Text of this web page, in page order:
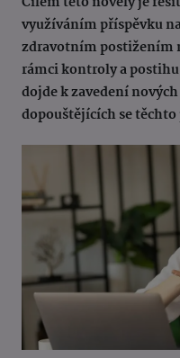
využíváním příspěvku
zdravotním postižením
rámci kontroly a
dojde k zavedení
dopouštějících se